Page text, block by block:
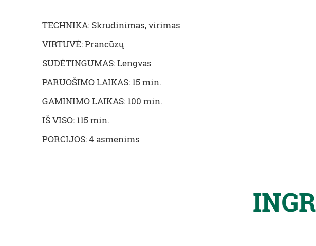
TECHNIKA: Skrudinimas, virimas
VIRTUVĖ: Prancūzų
SUDĖTINGUMAS: Lengvas
PARUOŠIMO LAIKAS: 15 min.
GAMINIMO LAIKAS: 100 min.
IŠ VISO: 115 min.
PORCIJOS: 4 asmenims